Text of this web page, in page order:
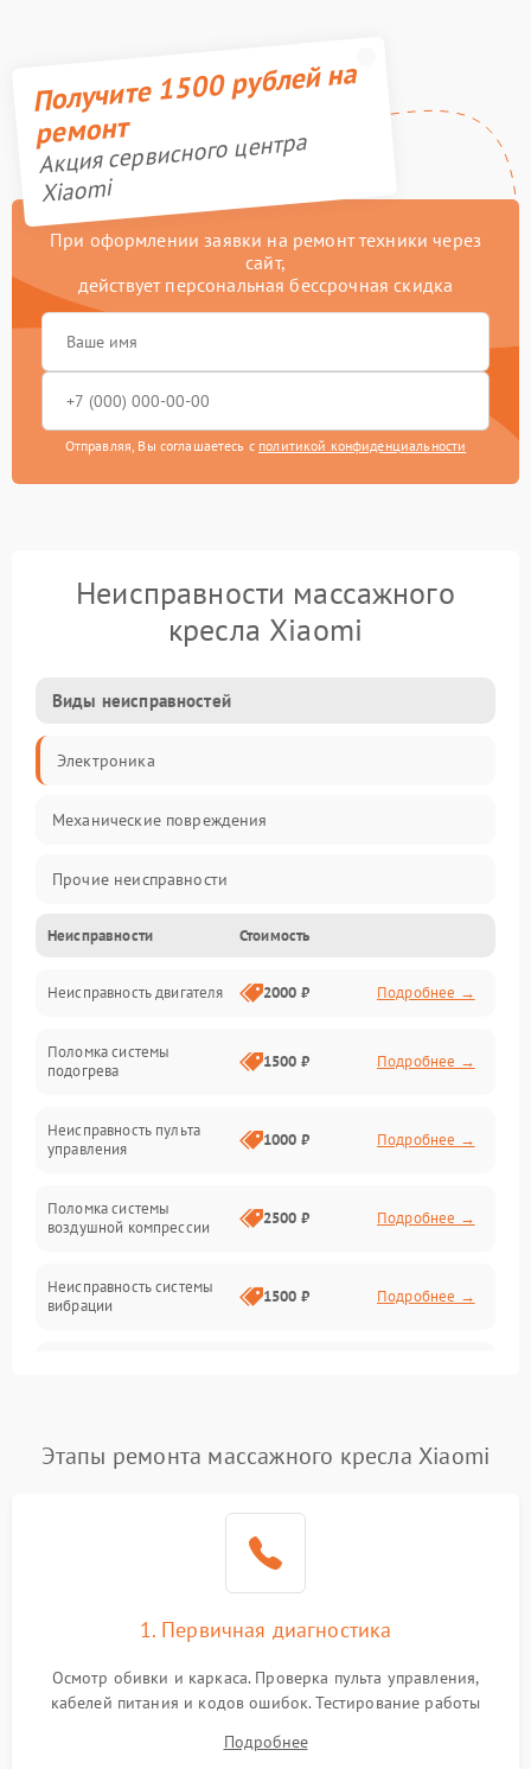
Получите 1500 рублей на
ремонт
Акция сервисного центра
Xiaomi
При оформлении заявки на ремонт техники через
сайт,
действует персональная бессрочная скидка
Отправляя, Вы соглашаетесь с политикой конфиденциальности
Неисправности массажного
кресла Xiaomi
Виды неисправностей
Электроника
Механические повреждения
Прочие неисправности
Управление
Проблемы с массажем
Включение и питание
Электроника и датчики
Неисправности Стоимость
Неисправность двигателя 2000 ₽ Подробнее →
Поломка системы
подогрева
1500 ₽ Подробнее →
Неисправность пульта
управления
1000 ₽ Подробнее →
Поломка системы
воздушной компрессии
2500 ₽ Подробнее →
Неисправность системы
вибрации
1500 ₽ Подробнее →
Повреждение системы
автоматического
1500 ₽ Подробнее →
1500 ₽
Неисправность системы
защиты от перегрева
1500 ₽ Подробнее →
Повреждение системы
Подробнее →
Этапы ремонта массажного кресла Xiaomi
1. Первичная диагностика
Осмотр обивки и каркаса. Проверка пульта управления,
кабелей питания и кодов ошибок. Тестирование работы
в разных режимах для выявления неисправных зон и
Подробнее